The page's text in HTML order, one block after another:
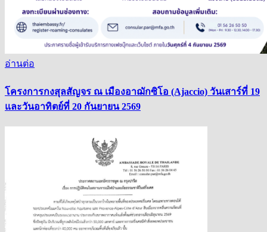
อ่านต่อ
โครงการกงสุลสัญจร ณ เมืองอาฌักซิโอ (Ajaccio) วันเสาร์ที่ 19
และวันอาทิตย์ที่ 20 กันยายน 2569